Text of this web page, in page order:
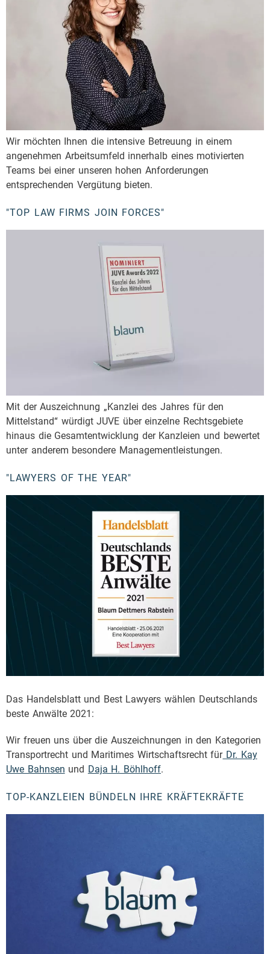
Wir möchten Ihnen die intensive Betreuung in einem
angenehmen Arbeitsumfeld innerhalb eines motivierten
Teams bei einer unseren hohen Anforderungen
entsprechenden Vergütung bieten.
"TOP LAW FIRMS JOIN FORCES"
Mit der Auszeichnung „Kanzlei des Jahres für den
Mittelstand“ würdigt JUVE über einzelne Rechtsgebiete
hinaus die Gesamtentwicklung der Kanzleien und bewertet
unter anderem besondere Managementleistungen.
"LAWYERS OF THE YEAR"
Das Handelsblatt und Best Lawyers wählen Deutschlands
beste Anwälte 2021:
Wir freuen uns über die Auszeichnungen in den Kategorien
Transportrecht und Maritimes Wirtschaftsrecht fürDr. Kay
Uwe Bahnsen und Daja H. Böhlhoff.
TOP-KANZLEIEN BÜNDELN IHRE KRÄFTEKRÄFTE